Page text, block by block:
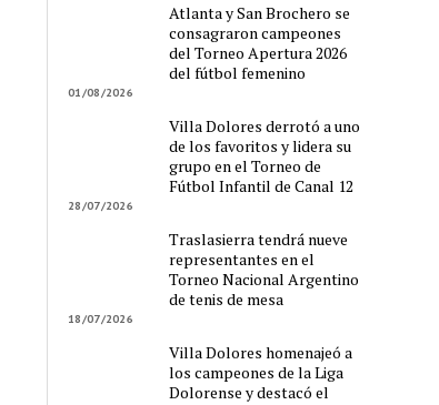
Atlanta y San Brochero se
consagraron campeones
del Torneo Apertura 2026
del fútbol femenino
01/08/2026
Villa Dolores derrotó a uno
de los favoritos y lidera su
grupo en el Torneo de
Fútbol Infantil de Canal 12
28/07/2026
Traslasierra tendrá nueve
representantes en el
Torneo Nacional Argentino
de tenis de mesa
18/07/2026
Villa Dolores homenajeó a
los campeones de la Liga
Dolorense y destacó el